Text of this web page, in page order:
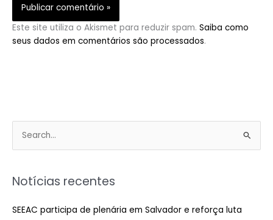
Este site utiliza o Akismet para reduzir spam. Saiba como
seus dados em comentários são processados.
e
q
Notícias recentes
SEEAC participa de plenária em Salvador e reforça luta